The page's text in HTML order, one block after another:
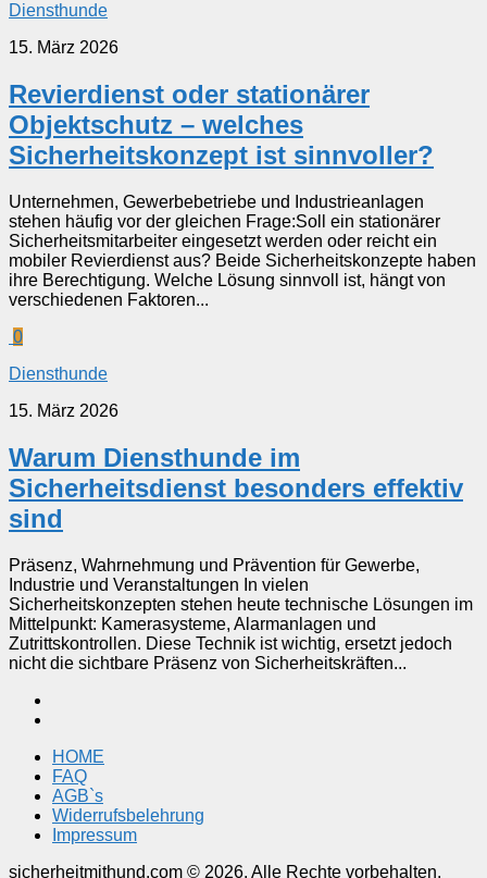
Diensthunde
15. März 2026
Revierdienst oder stationärer
Objektschutz – welches
Sicherheitskonzept ist sinnvoller?
Unternehmen, Gewerbebetriebe und Industrieanlagen
stehen häufig vor der gleichen Frage:Soll ein stationärer
Sicherheitsmitarbeiter eingesetzt werden oder reicht ein
mobiler Revierdienst aus? Beide Sicherheitskonzepte haben
ihre Berechtigung. Welche Lösung sinnvoll ist, hängt von
verschiedenen Faktoren...
0
Diensthunde
15. März 2026
Warum Diensthunde im
Sicherheitsdienst besonders effektiv
sind
Präsenz, Wahrnehmung und Prävention für Gewerbe,
Industrie und Veranstaltungen In vielen
Sicherheitskonzepten stehen heute technische Lösungen im
Mittelpunkt: Kamerasysteme, Alarmanlagen und
Zutrittskontrollen. Diese Technik ist wichtig, ersetzt jedoch
nicht die sichtbare Präsenz von Sicherheitskräften...
HOME
FAQ
AGB`s
Widerrufsbelehrung
Impressum
sicherheitmithund.com © 2026. Alle Rechte vorbehalten.